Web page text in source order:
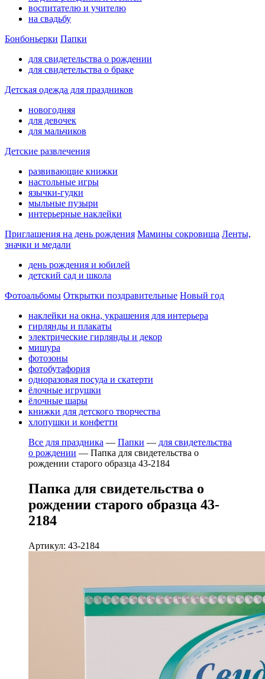
воспитателю и учителю
на свадьбу
Бонбоньерки Папки
для свидетельства о рождении
для свидетельства о браке
Детская одежда для праздников
новогодняя
для девочек
для мальчиков
Детские развлечения
развивающие книжки
настольные игры
язычки-гудки
мыльные пузыри
интерьерные наклейки
Приглашения на день рождения Мамины сокровища Ленты,
значки и медали
день рождения и юбилей
детский сад и школа
Фотоальбомы Открытки поздравительные Новый год
наклейки на окна, украшения для интерьера
гирлянды и плакаты
электрические гирлянды и декор
мишура
фотозоны
фотобутафория
одноразовая посуда и скатерти
ёлочные игрушки
ёлочные шары
книжки для детского творчества
хлопушки и конфетти
Все для праздника — Папки — для свидетельства
о рождении — Папка для свидетельства о
рождении старого образца 43-2184
Папка для свидетельства о
рождении старого образца 43-
2184
Артикул: 43-2184